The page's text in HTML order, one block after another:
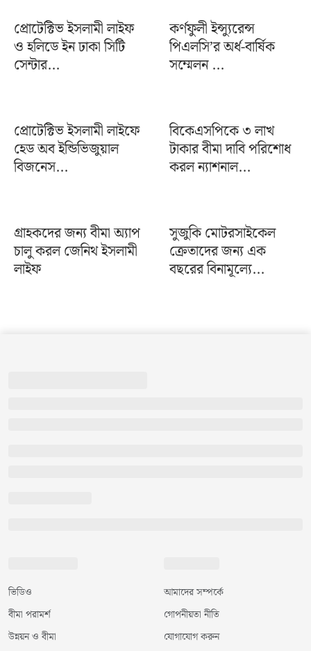
প্রোটেক্টিভ ইসলামী লাইফ
ও হলিডে ইন ঢাকা সিটি
সেন্টার...
কর্ণফুলী ইন্স্যুরেন্স
পিএলসি’র অর্ধ-বার্ষিক
সম্মেলন ...
প্রোটেক্টিভ ইসলামী লাইফে
হেড অব ইন্ডিভিজুয়াল
বিজনেস...
বিকেএসপিকে ৩ লাখ
টাকার বীমা দাবি পরিশোধ
করল ন্যাশনাল...
গ্রাহকদের জন্য বীমা অ্যাপ
চালু করল জেনিথ ইসলামী
লাইফ
সুজুকি মোটরসাইকেল
ক্রেতাদের জন্য এক
বছরের বিনামূল্যে...
ভিডিও
বীমা পরামর্শ
উন্নয়ন ও বীমা
আমাদের সম্পর্কে
গোপনীয়তা নীতি
যোগাযোগ করুন